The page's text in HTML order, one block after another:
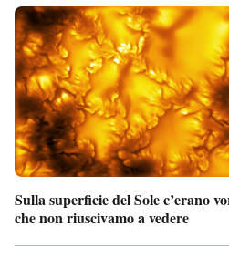
Sulla superficie del Sole c’erano
che non riuscivamo a vedere